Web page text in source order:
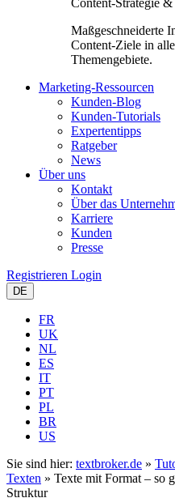
Content-Strategie
Maßgeschneiderte
Content-Ziele in
Themengebiete.
Marketing-Ressourcen
Kunden-Blog
Kunden-Tutorials
Expertentipps
Ratgeber
News
Über uns
Kontakt
Über das
Karriere
Kunden
Presse
Registrieren Login
DE
FR
UK
NL
ES
IT
PT
PL
BR
US
Sie sind hier: textbroker.de »
Texten » Texte mit Format – so
Struktur